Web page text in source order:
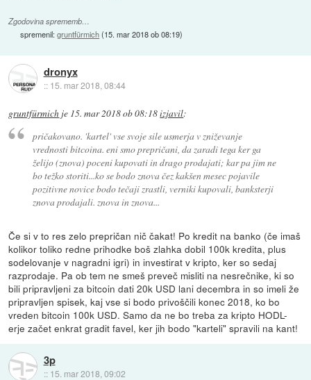
Zgodovina sprememb…
spremenil:gruntfürmich(15. mar 2018 ob 08:19)
dronyx
:: 15. mar 2018, 08:44
gruntfürmich je 15. mar 2018 ob 08:18izjavil:
pričakovano. 'kartel' vse svoje sile usmerja v zniževanje
vrednosti bitcoina. eni smo prepričani, da zaradi tega ker ga
želijo (znova) poceni kupovati in drago prodajati; kar pa jim ne
bo težko storiti...ko se bodo znova čez kakšen mesec pojavile
pozitivne novice bodo tečaji zrastli, verniki kupovali, banksterji
znova prodajali. znova in znova...
Če si v to res zelo prepričan nič čakat! Po kredit na banko (če imaš
kolikor toliko redne prihodke boš zlahka dobil 100k kredita, plus
sodelovanje v nagradni igri) in investirat v kripto, ker so sedaj
razprodaje. Pa ob tem ne smeš preveč misliti na nesrečnike, ki so
bili pripravljeni za bitcoin dati 20k USD lani decembra in so imeli že
pripravljen spisek, kaj vse si bodo privoščili konec 2018, ko bo
vreden bitcoin 100k USD. Samo da ne bo treba za kripto HODL-
erje začet enkrat gradit favel, ker jih bodo "karteli" spravili na kant!
3p
:: 15. mar 2018, 09:02